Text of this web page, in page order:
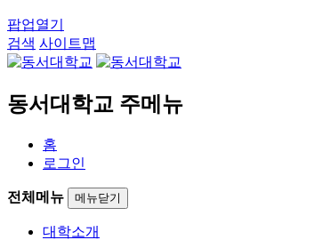
팝업열기
검색 사이트맵
동서대학교 주메뉴
홈
로그인
전체메뉴 메뉴닫기
대학소개